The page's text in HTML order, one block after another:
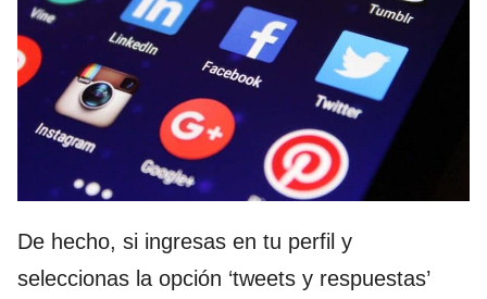
De hecho, si ingresas en tu perfil y
seleccionas la opción ‘tweets y respuestas’